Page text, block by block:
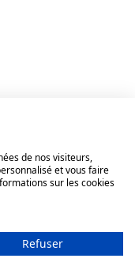
de nos visiteurs,
et vous faire
sur les cookies
Refuser